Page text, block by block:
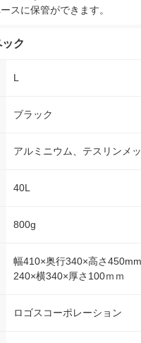
スに保管ができます。
ク
L
ブラック
アルミニウム、テスリンメ
40L
800g
幅410×奥行340×高さ
240×横340×厚さ100ｍｍ
ロゴスコーポレーション